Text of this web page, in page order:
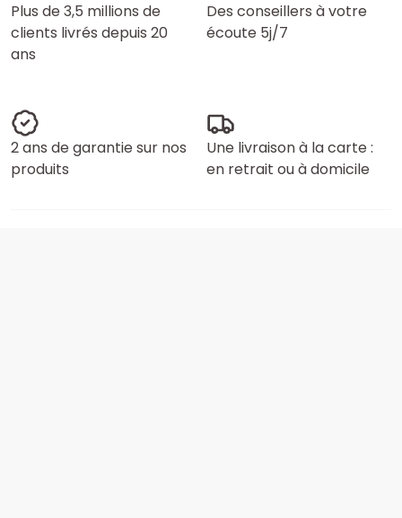
Plus de 3,5 millions de
clients livrés depuis 20
ans
Des conseillers à votre
écoute 5j/7
2 ans de garantie sur nos
produits
Une livraison à la carte :
en retrait ou à domicile